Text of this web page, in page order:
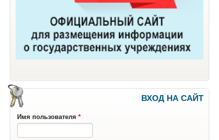
ВХОД НА САЙТ
Имя пользователя *